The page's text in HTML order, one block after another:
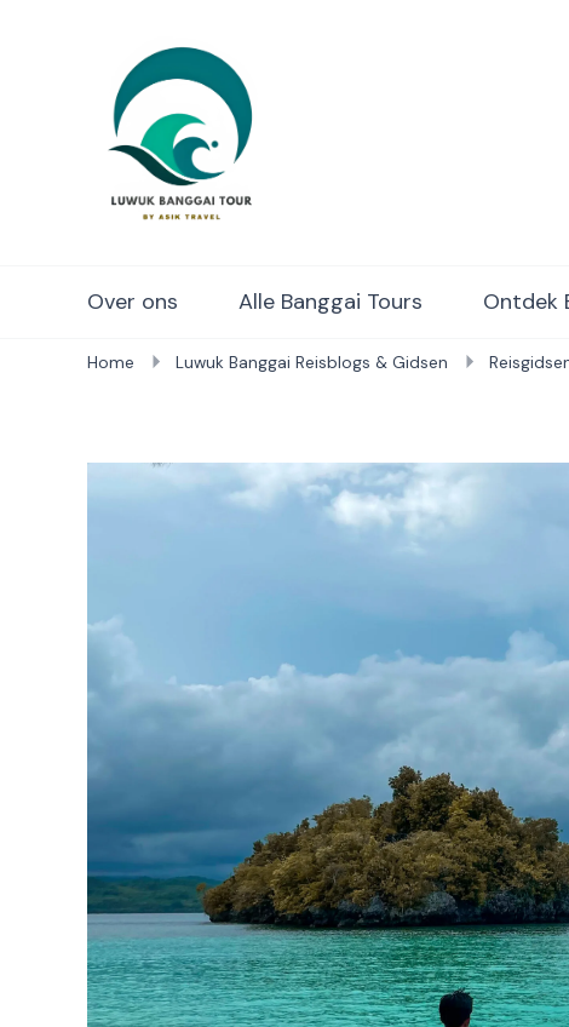
Over ons Alle Banggai Tours Ontdek
Home Luwuk Banggai Reisblogs & Gidsen